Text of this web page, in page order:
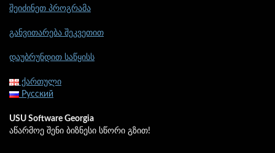
შეიძინეთ პროგრამა
განვითარება შეკვეთით
დაუბრუნდით საწყისს
ქართული
Русский
USU Software Georgia
აწარმოე შენი ბიზნესი სწორი გზით!